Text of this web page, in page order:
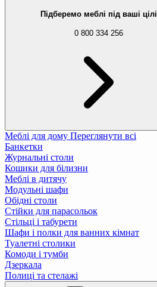
Підберемо меблі під ваші цілі
0 800 334 256
Меблі для дому Переглянути всі
Банкетки
Журнальні столи
Кошики для білизни
Меблі в дитячу
Модульні шафи
Обідні столи
Стійки для парасольок
Стільці і табурети
Шафи і полки для ванних кімнат
Туалетні столики
Комоди і тумби
Дзеркала
Полиці та стелажі